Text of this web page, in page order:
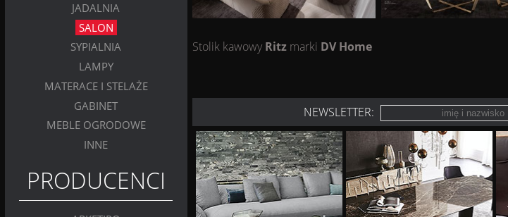
JADALNIA
SALON
SYPIALNIA
LAMPY
MATERACE I STELAŻE
GABINET
MEBLE OGRODOWE
INNE
PRODUCENCI
Stolik kawowyRitz marki DV Home
NEWSLETTER: